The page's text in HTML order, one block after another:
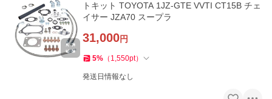
トキット TOYOTA 1JZ-GTE VVTI CT15B チェ
イサー JZA70 スープラ
31,000円
5% （ 1,550pt）
発送日情報なし